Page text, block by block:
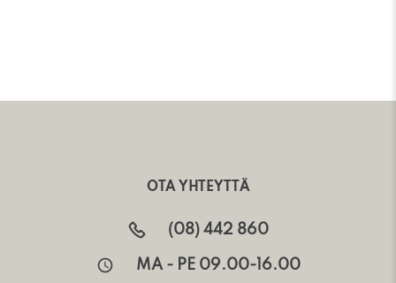
OTA YHTEYTTÄ
(08) 442 860
MA - PE 09.00-16.00